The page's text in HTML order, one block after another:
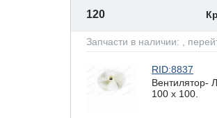
120
Запчасти в наличии: ,
RID:8837
Вентилятор-
100 х 100.